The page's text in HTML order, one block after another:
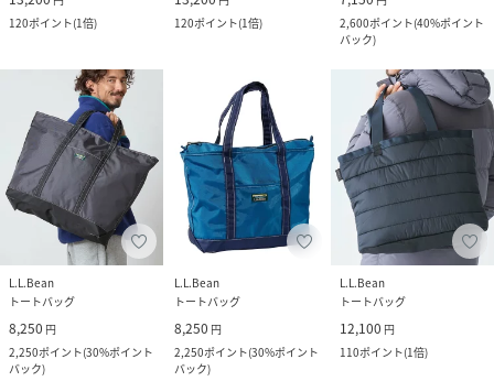
120ポイント(1倍)
120ポイント(1倍)
2,600ポイント(40%ポイント
バック)
L.L.Bean
トートバッグ
8,250 円
2,250ポイント(30%ポイント
バック)
L.L.Bean
トートバッグ
8,250 円
2,250ポイント(30%ポイント
バック)
L.L.Bean
トートバッグ
12,100 円
110ポイント(1倍)